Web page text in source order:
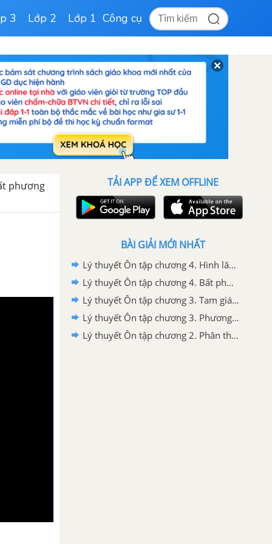
3 Lớp 2 Lớp 1 Công cụ
phương
TẢI APP ĐỂ XEM OFFLINE
BÀI GIẢI MỚI NHẤT
Lý thuyết Ôn tập chương 4. Hình lăng trụ đứng. Hình chóp đều
Lý thuyết Ôn tập chương 4. Bất phương trình bậc nhất một ẩn
Lý thuyết Ôn tập chương 3. Tam giác đồng dạng
Lý thuyết Ôn tập chương 3. Phương trình bậc nhất một ẩn
Lý thuyết Ôn tập chương 2. Phân thức đại số